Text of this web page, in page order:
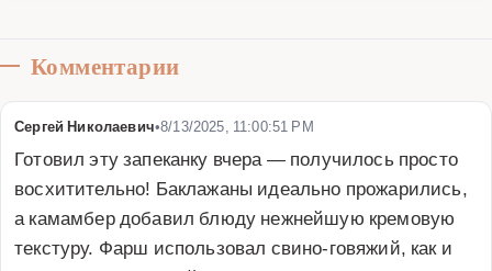
Комментарии
Сергей Николаевич•8/13/2025, 11:00:51 PM
Готовил эту запеканку вчера — получилось просто
восхитительно! Баклажаны идеально прожарились,
а камамбер добавил блюду нежнейшую кремовую
текстуру. Фарш использовал свино-говяжий, как и